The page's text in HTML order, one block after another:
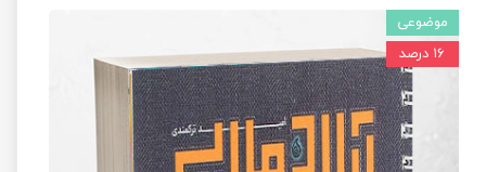
موضوعی
۱۶ درصد